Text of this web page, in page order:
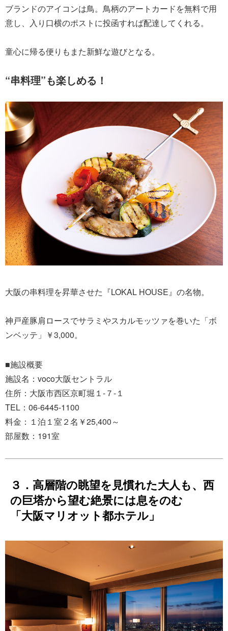
ブランドのアイコンは鳥。鳥柄のアートカードを無料で用
意し、入り口横のポストに投函すれば配達してくれる。
童心に帰る便りもまた新鮮な遊びとなる。
“串料理”も楽しめる！
大阪の串料理を昇華させた『LOKAL HOUSE』の名物。
神戸産豚肩ロースでサラミやスカルモッツァを巻いた「ボ
ンベッテ」￥3,000。
■施設概要
施設名：voco大阪セントラル
住所：大阪市西区京町堀１-７-１
TEL：06-6445-1100
料金：１泊１室２名￥25,400～
部屋数：191室
３．高層階の眺望を見慣れた大人も、西
の巨塔から望む絶景には息をのむ
「大阪マリオット都ホテル」